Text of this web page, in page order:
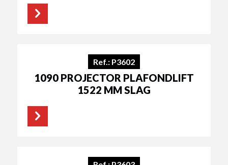
Ref.: P3602
1090 PROJECTOR PLAFONDLIFT
1522 MM SLAG